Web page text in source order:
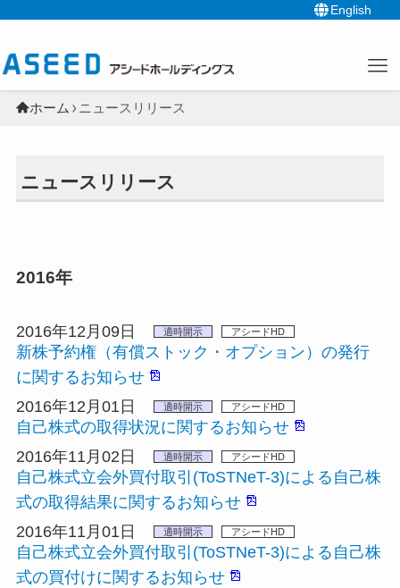
English
ホーム ニュースリリース
ニュースリリース
2016年
2016年12月09日 適時開示 アシードHD
新株予約権（有償ストック・オプション）の発行
に関するお知らせ
2016年12月01日
適時開示 アシードHD
自己株式の取得状況に関するお知らせ
2016年11月02日
適時開示 アシードHD
自己株式立会外買付取引(ToSTNeT-3)による自己株
式の取得結果に関するお知らせ
2016年11月01日
適時開示 アシードHD
自己株式立会外買付取引(ToSTNeT-3)による自己株
式の買付けに関するお知らせ